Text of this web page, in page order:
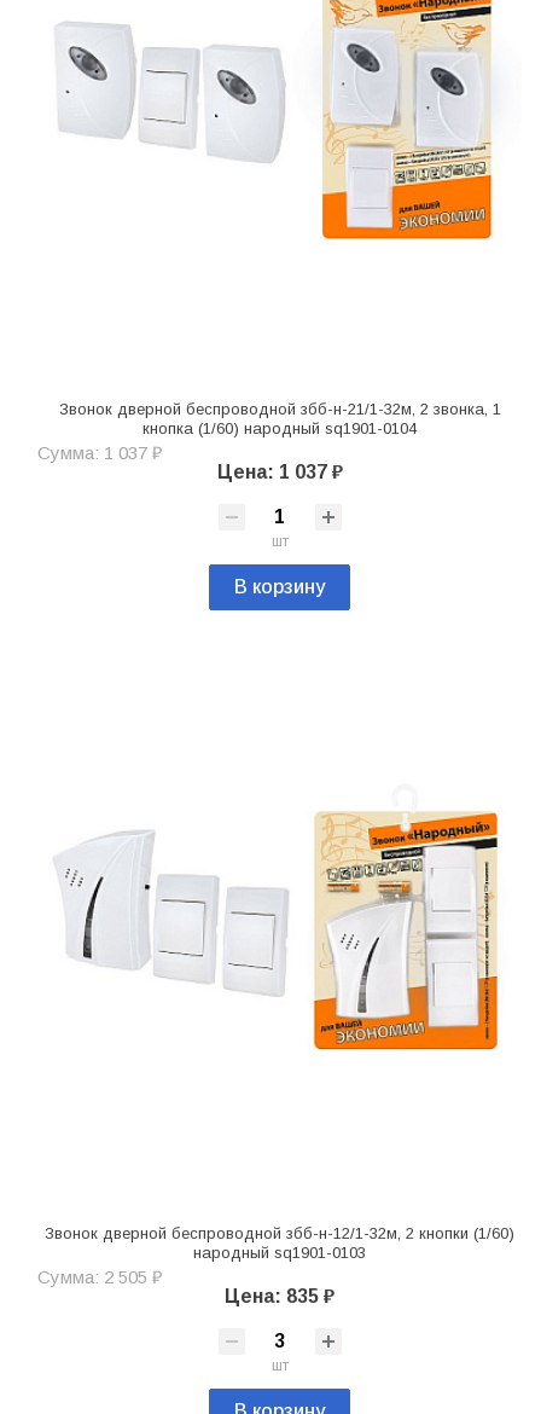
Звонок дверной беспроводной збб-н-21/1-32м, 2 звонка, 1
кнопка (1/60) народный sq1901-0104
Сумма: 1 037 ₽
Цена: 1 037 ₽
шт
В корзину
Звонок дверной беспроводной збб-н-12/1-32м, 2 кнопки (1/60)
народный sq1901-0103
Сумма: 2 505 ₽
Цена: 835 ₽
шт